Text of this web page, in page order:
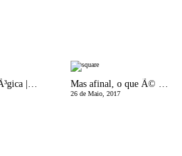
26 de Maio, 2017